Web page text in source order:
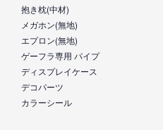
抱き枕(中材)
メガホン(無地)
エプロン(無地)
ゲーフラ専用 パイプ
ディスプレイケース
デコパーツ
カラーシール